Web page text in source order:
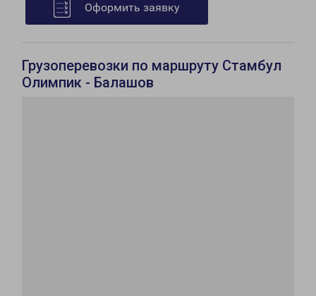
Оформить заявку
Грузоперевозки по маршруту Стамбул
Олимпик - Балашов